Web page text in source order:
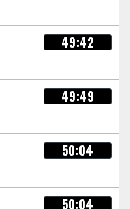
49:42
49:49
50:04
50:04